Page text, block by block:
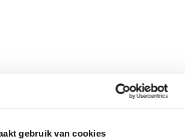
gebruik van cookies